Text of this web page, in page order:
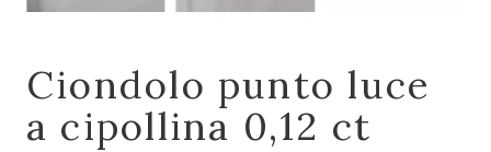
Ciondolo punto luce
a cipollina 0,12 ct